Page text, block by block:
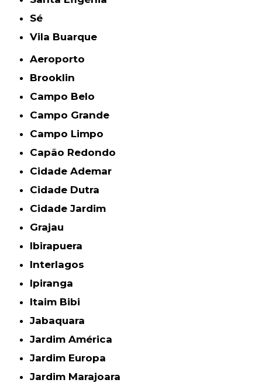
Sé
Vila Buarque
Aeroporto
Brooklin
Campo Belo
Campo Grande
Campo Limpo
Capão Redondo
Cidade Ademar
Cidade Dutra
Cidade Jardim
Grajau
Ibirapuera
Interlagos
Ipiranga
Itaim Bibi
Jabaquara
Jardim América
Jardim Europa
Jardim Marajoara